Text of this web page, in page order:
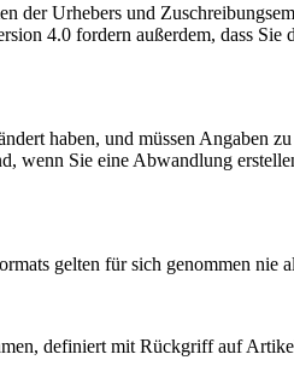
der Urhebers und
4.0 fordern außerdem, dass
haben, und müssen Angaben
wenn Sie eine Abwandlung
gelten für sich genommen nie
definiert mit Rückgriff auf